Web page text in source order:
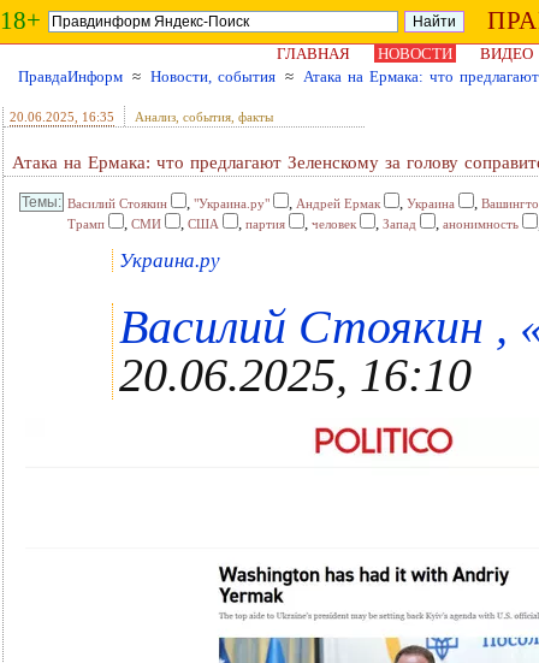
18+
ГЛАВНАЯ НОВОСТИ
ВИДЕО
ПравдаИнформ ≈ Новости, события ≈ Атака на Ермака: что
20.06.2025 , 16:35 Анализ, события, факты
Атака на Ермака: что предлагают Зеленскому за голову
Василий Стоякин , "Украина.ру" , Андрей Ермак , Украина ,
Трамп
, СМИ , США , партия , человек , Запад , анонимность
Украина.ру
Василий Стоякин ,
20.06.2025, 16:10